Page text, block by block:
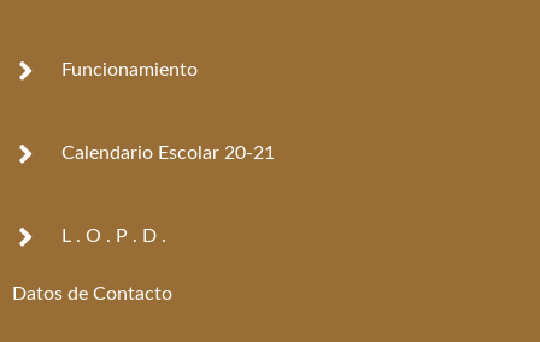
Funcionamiento
Calendario Escolar 20-21
L . O . P . D .
Datos de Contacto